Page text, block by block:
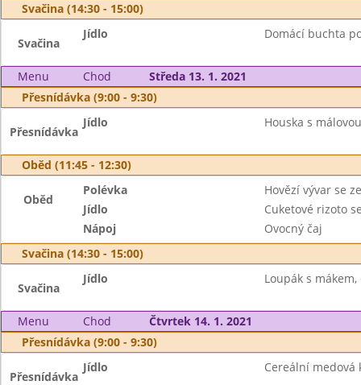
Svačina (14:30 - 15:00)
Svačina
Jídlo Domácí buchta
Menu Chod
Středa 13. 1. 2021
Přesnídávka (9:00 - 9:30)
Přesnídávka
Jídlo Houska s
Oběd (11:45 - 12:30)
Oběd
Polévka
Hovězí vývar se
Jídlo
Cuketové rizoto
Nápoj
Ovocný čaj
Svačina (14:30 - 15:00)
Svačina
Jídlo Loupák s
Menu Chod
Čtvrtek 14. 1. 2021
Přesnídávka (9:00 - 9:30)
Přesnídávka
Jídlo Cereální medová